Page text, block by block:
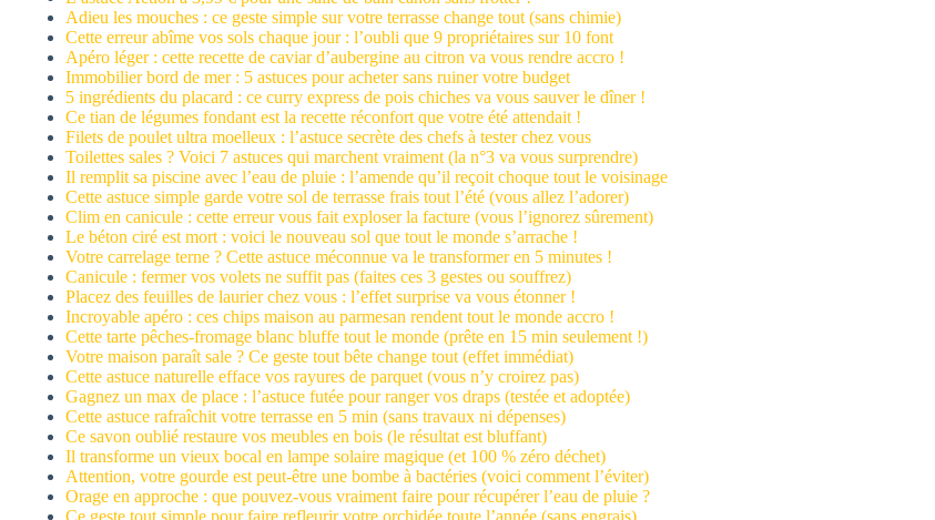
Adieu les mouches : ce geste simple sur votre terrasse change tout (sans chimie)
Cette erreur abîme vos sols chaque jour : l’oubli que 9 propriétaires sur 10 font
Apéro léger : cette recette de caviar d’aubergine au citron va vous rendre accro !
Immobilier bord de mer : 5 astuces pour acheter sans ruiner votre budget
5 ingrédients du placard : ce curry express de pois chiches va vous sauver le dîner !
Ce tian de légumes fondant est la recette réconfort que votre été attendait !
Filets de poulet ultra moelleux : l’astuce secrète des chefs à tester chez vous
Toilettes sales ? Voici 7 astuces qui marchent vraiment (la n°3 va vous surprendre)
Il remplit sa piscine avec l’eau de pluie : l’amende qu’il reçoit choque tout le voisinage
Cette astuce simple garde votre sol de terrasse frais tout l’été (vous allez l’adorer)
Clim en canicule : cette erreur vous fait exploser la facture (vous l’ignorez sûrement)
Le béton ciré est mort : voici le nouveau sol que tout le monde s’arrache !
Votre carrelage terne ? Cette astuce méconnue va le transformer en 5 minutes !
Canicule : fermer vos volets ne suffit pas (faites ces 3 gestes ou souffrez)
Placez des feuilles de laurier chez vous : l’effet surprise va vous étonner !
Incroyable apéro : ces chips maison au parmesan rendent tout le monde accro !
Cette tarte pêches-fromage blanc bluffe tout le monde (prête en 15 min seulement !)
Votre maison paraît sale ? Ce geste tout bête change tout (effet immédiat)
Cette astuce naturelle efface vos rayures de parquet (vous n’y croirez pas)
Gagnez un max de place : l’astuce futée pour ranger vos draps (testée et adoptée)
Cette astuce rafraîchit votre terrasse en 5 min (sans travaux ni dépenses)
Ce savon oublié restaure vos meubles en bois (le résultat est bluffant)
Il transforme un vieux bocal en lampe solaire magique (et 100 % zéro déchet)
Attention, votre gourde est peut-être une bombe à bactéries (voici comment l’éviter)
Orage en approche : que pouvez-vous vraiment faire pour récupérer l’eau de pluie ?